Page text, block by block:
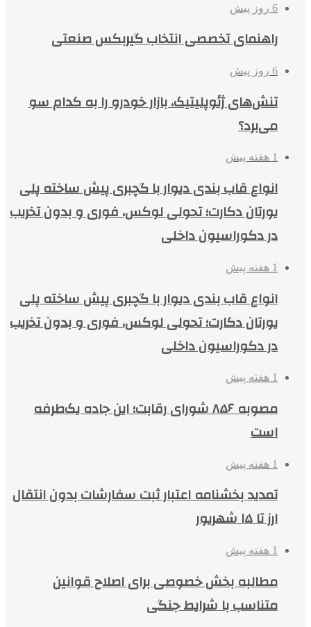
6 روز پیش
راهنمای تخصصی انتخاب گیربکس صنعتی
6 روز پیش
تنش‌های ژئوپلیتیک، بازار خودرو را به کدام سو
می‌برد؟
1 هفته پیش
انواع قاب بندی دیوار با گچبری پیش ساخته پلی
یورتان دکارت؛ تحولی لوکس، فوری و بدون تخریب
در دکوراسیون داخلی
1 هفته پیش
انواع قاب بندی دیوار با گچبری پیش ساخته پلی
یورتان دکارت؛ تحولی لوکس، فوری و بدون تخریب
در دکوراسیون داخلی
1 هفته پیش
مصوبه ۸۵۶ شورای رقابت؛ این جاده یک‌طرفه
است
1 هفته پیش
تمدید بخشنامه اعتبار ثبت سفارشات بدون انتقال
ارز تا ۱۵ شهریور
1 هفته پیش
مطالبه بخش خصوصی برای اصلاح قوانین
متناسب با شرایط جنگی